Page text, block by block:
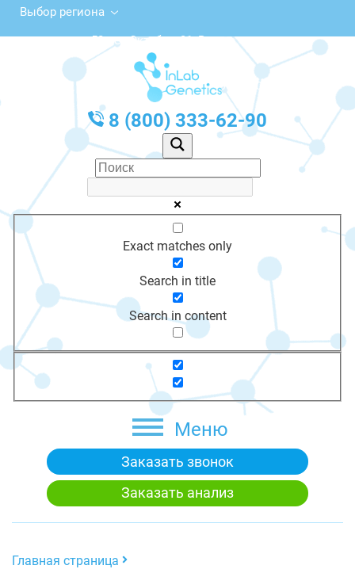
Выбор региона
ул. 50 лет Октября, 31, Вичуга
с 10:00 до 20:00
График работы: Пн-Пт с 10:00 до 20:00
8 (800) 333-62-90
Exact matches only
Search in title
Search in content
Меню
Заказать звонок
Заказать анализ
Главная страница